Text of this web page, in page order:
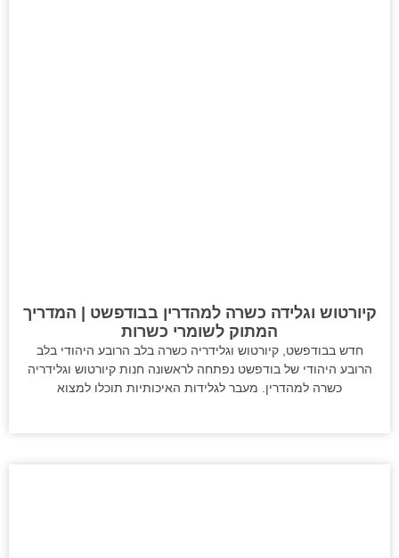
קיורטוש וגלידה כשרה למהדרין בבודפשט | המדריך
המתוק לשומרי כשרות
חדש בבודפשט, קיורטוש וגלידריה כשרה בלב הרובע היהודי בלב
הרובע היהודי של בודפשט נפתחה לראשונה חנות קיורטוש וגלידריה
כשרה למהדרין. מעבר לגלידות האיכותיות תוכלו למצוא